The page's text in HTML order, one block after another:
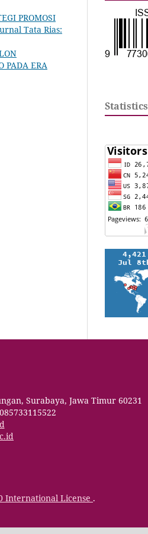
PROMOSI
Tata Rias:
PADA ERA
Statistics
Surabaya, Jawa Timur 60231
International License .